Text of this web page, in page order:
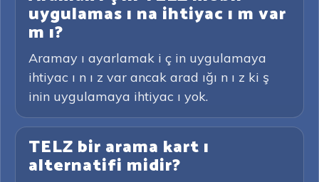
uygulamas ı na ihtiyac ı m var
m ı?
Aramay ı ayarlamak i ç in uygulamaya
ihtiyac ı n ı z var ancak arad ığı n ı z ki ş
inin uygulamaya ihtiyac ı yok.
TELZ bir arama kart ı
alternatifi midir?